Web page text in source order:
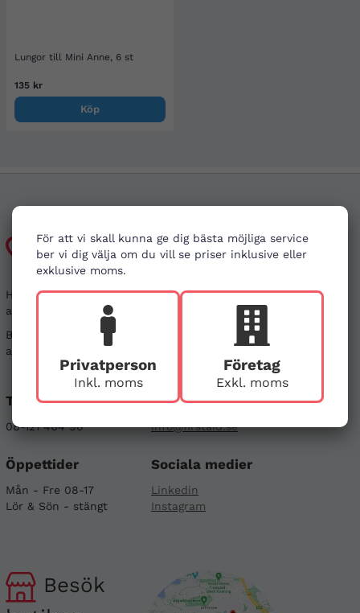
För att vi skall kunna ge dig bästa möjliga service
ber vi dig välja om du vill se priser inklusive eller
exklusive moms.
Privatperson
Inkl. moms
Företag
Exkl. moms
Lungor till Mini Anne, 6 st
135 kr
Köp
Kundtjänst
Har du frågor kring din beställning, eller i behov
av vägledning?
Besök gärna våra vanliga frågor
. Det går även bra
att kontakta oss genom alternativen nedan.
Telefon
08-121 464 90
E-post
info@firstaid.se
Öppettider
Mån - Fre 08-17
Lör & Sön - stängt
Sociala medier
Linkedin
Instagram
Besök